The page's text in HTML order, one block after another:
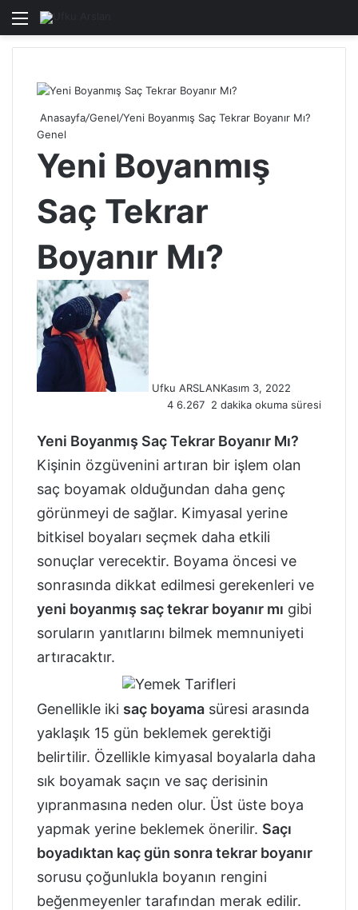
Menü
Anasayfa/Genel/Yeni Boyanmış Saç Tekrar Boyanır Mı?
Genel
Yeni Boyanmış
Saç Tekrar
Boyanır Mı?
Ufku ARSLANKasım 3, 2022
4 6.267 2 dakika okuma süresi
Yeni Boyanmış Saç Tekrar Boyanır Mı?
Kişinin özgüvenini artıran bir işlem olan
saç boyamak olduğundan daha genç
görünmeyi de sağlar. Kimyasal yerine
bitkisel boyaları seçmek daha etkili
sonuçlar verecektir. Boyama öncesi ve
sonrasında dikkat edilmesi gerekenleri ve
yeni boyanmış saç tekrar boyanır mı gibi
soruların yanıtlarını bilmek memnuniyeti
artıracaktır.
Genellikle iki saç boyama süresi arasında
yaklaşık 15 gün beklemek gerektiği
belirtilir. Özellikle kimyasal boyalarla daha
sık boyamak saçın ve saç derisinin
yıpranmasına neden olur. Üst üste boya
yapmak yerine beklemek önerilir. Saçı
boyadıktan kaç gün sonra tekrar boyanır
sorusu çoğunlukla boyanın rengini
beğenmeyenler tarafından merak edilir.